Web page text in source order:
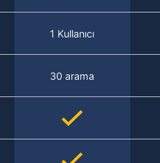
1 Kullanıcı
30 arama